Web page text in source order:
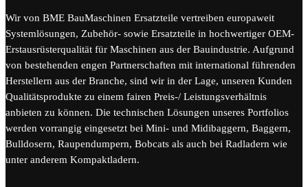
Wir von BME BauMaschinen Ersatzteile vertreiben europaweit
Systemlösungen, Zubehör- sowie Ersatzteile in hochwertiger OEM-
Erstausrüsterqualität für Maschinen aus der Bauindustrie. Aufgrund
von bestehenden engen Partnerschaften mit international führenden
Herstellern aus der Branche, sind wir in der Lage, unseren Kunden
Qualitätsprodukte zu einem fairen Preis-/ Leistungsverhältnis
anbieten zu können. Die technischen Lösungen unseres Portfolios
werden vorrangig eingesetzt bei Mini- und Midibaggern, Baggern,
Bulldosern, Raupendumpern, Bobcats als auch bei Radladern wie
unter anderem Kompaktladern.